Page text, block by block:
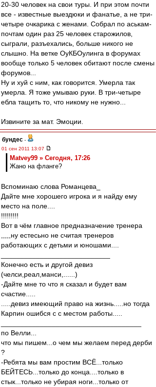
20-30 человек на свои туры. И при этом почти
все - известные выездюки и фанатье, а не три-
четыре очкарика с женами. Собрал по аськам-
почтам один раз 25 человек старожилов,
сыграли, разъехались, больше никого не
слышно. На ветке ОуКБОулинга в форумах
вообще только 5 человек обитают после смены
форумов...
Ну и хуй с ним, как говорится. Умерла так
умерла. Я тоже умываю руки. В три-четыре
ебла тащить то, что никому не нужно...
Извините за мат. Эмоции.
бундес -
01 сен 2011 13:07
Matvey99 » Сегодня, 17:26
Жано на фланге?
Вспоминаю слова Романцева_
Дайте мне хорошего игрока и я найду ему
место на поле....
!!!!!!!!!
Вот в чём главное предназначение тренера
,,,,,ну естесьно не считая тренеров
работающих с детьми и юношами....
Конечно есть и другой девиз
(челси,реал,манси,......)
-Дайте мне то что я сказал и будет вам
счастие.....
.....девиз имеющий право на жизнь.....но тогда
Карпин ошибся с с местом работы.....
по Велли...
что мы пишем...о чем мы желаем перед дерби
?
-Ребята мы вам простим ВСЁ...только
БЕЙТЕСЬ...только до конца....только в
стык...только не убирая ноги...только от